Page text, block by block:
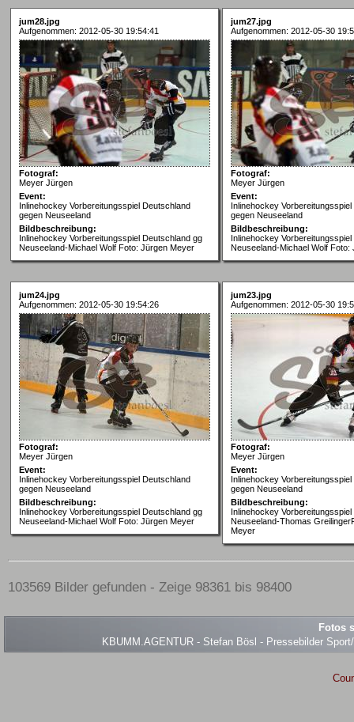
jum28.jpg
Aufgenommen: 2012-05-30 19:54:41
Fotograf:
Meyer Jürgen
Event:
Inlinehockey Vorbereitungsspiel Deutschland
gegen Neuseeland
Bildbeschreibung:
Inlinehockey Vorbereitungsspiel Deutschland gg
Neuseeland-Michael Wolf Foto: Jürgen Meyer
jum27.jpg
Aufgenommen: 2012-05-30
Fotograf:
Meyer Jürgen
Event:
Inlinehockey
gegen Neuseeland
Bildbeschreibung:
Inlinehockey
Neuseeland-Michael Wolf Foto:
jum24.jpg
Aufgenommen: 2012-05-30 19:54:26
Fotograf:
Meyer Jürgen
Event:
Inlinehockey Vorbereitungsspiel Deutschland
gegen Neuseeland
Bildbeschreibung:
Inlinehockey Vorbereitungsspiel Deutschland gg
Neuseeland-Michael Wolf Foto: Jürgen Meyer
jum23.jpg
Aufgenommen: 2012-05-30
Fotograf:
Meyer Jürgen
Event:
Inlinehockey
gegen Neuseeland
Bildbeschreibung:
Inlinehockey
Neuseeland-Thomas
Meyer
103569 Bilder gefunden - Zeige 98361 bis 98400
Fotos
KBUMM.AGENTUR - Stefan Bösl - Pressebilder